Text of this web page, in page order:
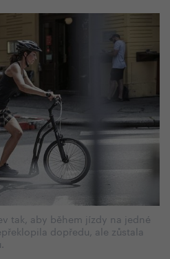
tak, aby během jízdy na jedné
dopředu, ale zůstala